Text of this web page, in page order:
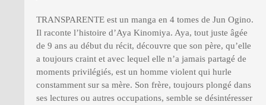
TRANSPARENTE est un manga en 4 tomes de Jun Ogino.
Il raconte l’histoire d’Aya Kinomiya. Aya, tout juste âgée
de 9 ans au début du récit, découvre que son père, qu’elle
a toujours craint et avec lequel elle n’a jamais partagé de
moments privilégiés, est un homme violent qui hurle
constamment sur sa mère. Son frère, toujours plongé dans
ses lectures ou autres occupations, semble se désintéresser